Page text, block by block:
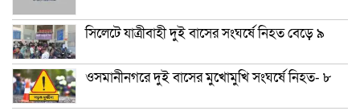
সিলেটে যাত্রীবাহী দুই বাসের সংঘর্ষে নিহত বেড়ে ৯
ওসমানীনগরে দুই বাসের মুখোমুখি সংঘর্ষে নিহত- ৮